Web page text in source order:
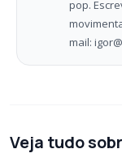
pop.
mail:
Veja tudo